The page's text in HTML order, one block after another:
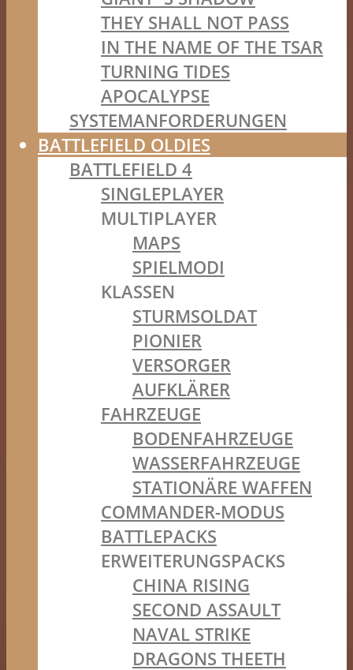
THEY SHALL NOT PASS
IN THE NAME OF THE TSAR
TURNING TIDES
APOCALYPSE
SYSTEMANFORDERUNGEN
BATTLEFIELD OLDIES
BATTLEFIELD 4
SINGLEPLAYER
MULTIPLAYER
MAPS
SPIELMODI
KLASSEN
STURMSOLDAT
PIONIER
VERSORGER
AUFKLÄRER
FAHRZEUGE
BODENFAHRZEUGE
WASSERFAHRZEUGE
STATIONÄRE WAFFEN
COMMANDER-MODUS
BATTLEPACKS
ERWEITERUNGSPACKS
CHINA RISING
SECOND ASSAULT
NAVAL STRIKE
DRAGONS THEETH